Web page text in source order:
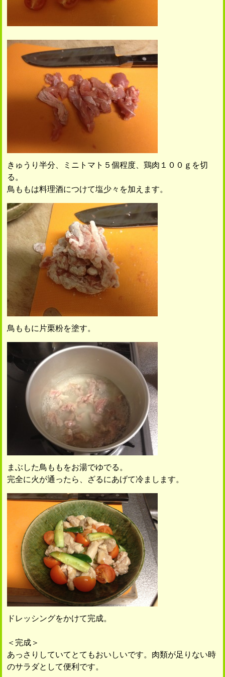
きゅうり半分、ミニトマト５個程度、鶏肉１００ｇを切
る。
鳥ももは料理酒につけて塩少々を加えます。
鳥ももに片栗粉を塗す。
まぶした鳥ももをお湯でゆでる。
完全に火が通ったら、ざるにあげて冷まします。
ドレッシングをかけて完成。
＜完成＞
あっさりしていてとてもおいしいです。肉類が足りない時
のサラダとして便利です。